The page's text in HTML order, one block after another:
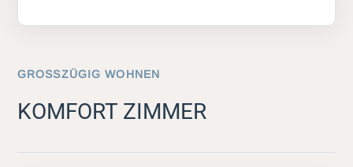
GROSSZÜGIG WOHNEN
KOMFORT ZIMMER